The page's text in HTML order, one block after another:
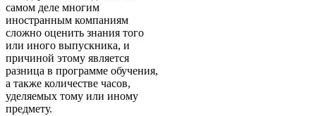
самом деле многим
иностранным компаниям
сложно оценить знания того
или иного выпускника, и
причиной этому является
разница в программе обучения,
а также количестве часов,
уделяемых тому или иному
предмету.